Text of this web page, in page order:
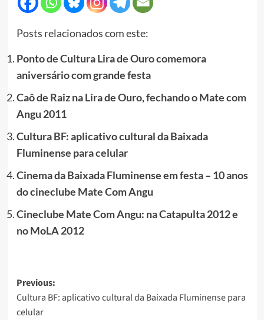
Posts relacionados com este:
Ponto de Cultura Lira de Ouro comemora
aniversário com grande festa
Caô de Raiz na Lira de Ouro, fechando o Mate com
Angu 2011
Cultura BF: aplicativo cultural da Baixada
Fluminense para celular
Cinema da Baixada Fluminense em festa – 10 anos
do cineclube Mate Com Angu
Cineclube Mate Com Angu: na Catapulta 2012 e
no MoLA 2012
Post
navigation
Previous:
Cultura BF: aplicativo cultural da Baixada Fluminense para
celular